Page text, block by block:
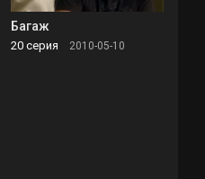
Багаж
20 серия 2010-05-10